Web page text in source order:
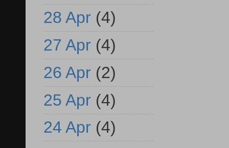
28 Apr (4)
27 Apr (4)
26 Apr (2)
25 Apr (4)
24 Apr (4)